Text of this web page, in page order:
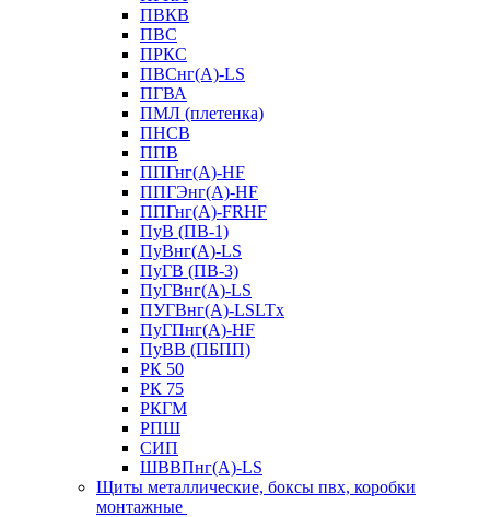
ПВКВ
ПВС
ПРКС
ПВСнг(А)-LS
ПГВА
ПМЛ (плетенка)
ПНСВ
ППВ
ППГнг(А)-HF
ППГЭнг(А)-HF
ППГнг(А)-FRHF
ПуВ (ПВ-1)
ПуВнг(А)-LS
ПуГВ (ПВ-3)
ПуГВнг(А)-LS
ПУГВнг(А)-LSLTx
ПуГПнг(А)-HF
ПуВВ (ПБПП)
РК 50
РК 75
РКГМ
РПШ
СИП
ШВВПнг(А)-LS
Щиты металлические, боксы пвх, коробки
монтажные